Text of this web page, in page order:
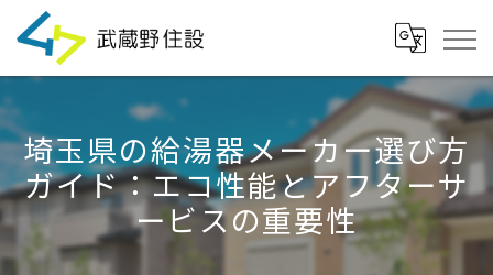
埼玉県の給湯器メーカー選び方
ガイド：エコ性能とアフターサ
ービスの重要性